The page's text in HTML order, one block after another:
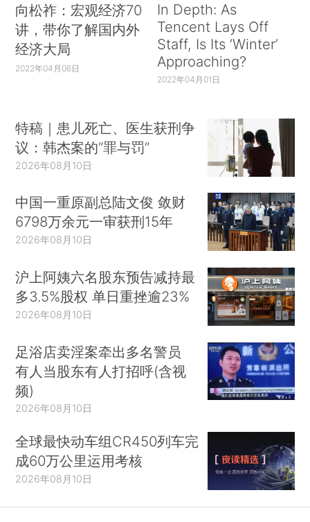
向松祚：宏观经济70
讲，带你了解国内外
经济大局
2022年04月06日
In Depth: As
Tencent Lays Off
Staff, Is Its ‘Winter’
Approaching?
2022年04月01日
特稿｜患儿死亡、医生获刑争
议：韩杰案的“罪与罚”
2026年08月10日
中国一重原副总陆文俊 敛财
6798万余元一审获刑15年
2026年08月10日
沪上阿姨六名股东预告减持最
多3.5%股权 单日重挫逾23%
2026年08月10日
足浴店卖淫案牵出多名警员
有人当股东有人打招呼(含视
频)
2026年08月10日
全球最快动车组CR450列车完
成60万公里运用考核
2026年08月10日